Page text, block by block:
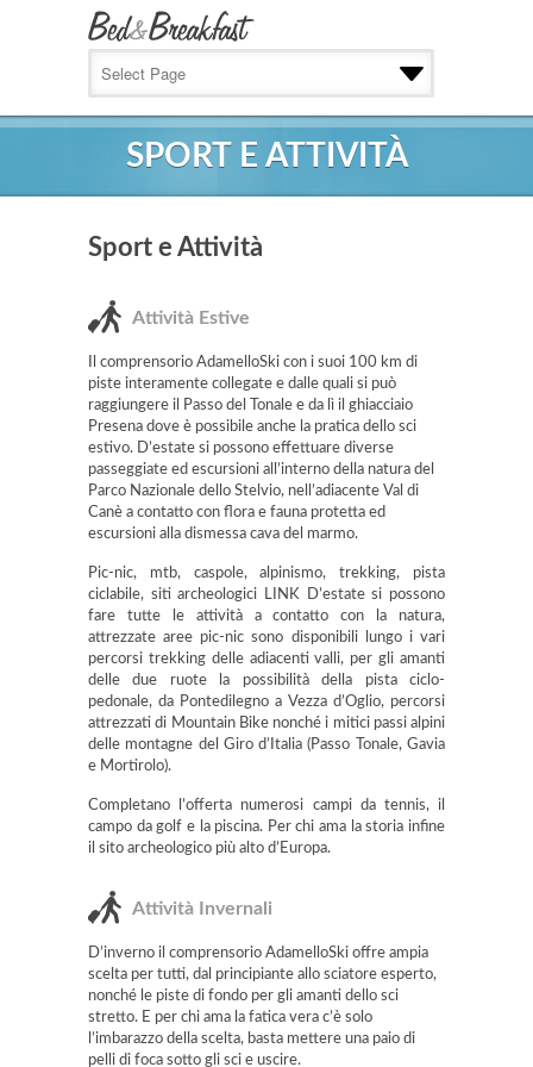
SPORT E ATTIVITÀ
Sport e Attività
Attività Estive
Il comprensorio AdamelloSki con i suoi 100 km di
piste interamente collegate e dalle quali si può
raggiungere il Passo del Tonale e da lì il ghiacciaio
Presena dove è possibile anche la pratica dello sci
estivo. D’estate si possono effettuare diverse
passeggiate ed escursioni all’interno della natura del
Parco Nazionale dello Stelvio, nell’adiacente Val di
Canè a contatto con flora e fauna protetta ed
escursioni alla dismessa cava del marmo.
Pic-nic, mtb, caspole, alpinismo, trekking, pista
ciclabile, siti archeologici LINK D’estate si possono
fare tutte le attività a contatto con la natura,
attrezzate aree pic-nic sono disponibili lungo i vari
percorsi trekking delle adiacenti valli, per gli amanti
delle due ruote la possibilità della pista ciclo-
pedonale, da Pontedilegno a Vezza d’Oglio, percorsi
attrezzati di Mountain Bike nonché i mitici passi alpini
delle montagne del Giro d’Italia (Passo Tonale, Gavia
e Mortirolo).
Completano l’offerta numerosi campi da tennis, il
campo da golf e la piscina. Per chi ama la storia infine
il sito archeologico più alto d’Europa.
Attività Invernali
D’inverno il comprensorio AdamelloSki offre ampia
scelta per tutti, dal principiante allo sciatore esperto,
nonché le piste di fondo per gli amanti dello sci
stretto. E per chi ama la fatica vera c’è solo
l’imbarazzo della scelta, basta mettere una paio di
pelli di foca sotto gli sci e uscire.